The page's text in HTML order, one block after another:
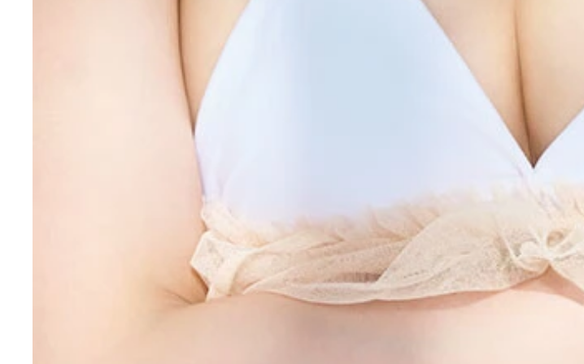
【デジタル限定】傳谷英里香写真集『太陽のミューズ』 (C)中村和孝／週刊プレイボーイ
傳谷英里香デジタル写真集『太陽のミューズ』 撮影／中村和孝 価格／1100円（税込）